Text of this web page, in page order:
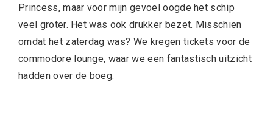
Princess, maar voor mijn gevoel oogde het schip
veel groter. Het was ook drukker bezet. Misschien
omdat het zaterdag was? We kregen tickets voor de
commodore lounge, waar we een fantastisch uitzicht
hadden over de boeg.